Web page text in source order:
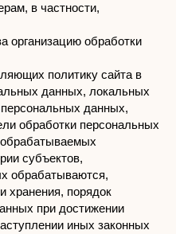
в частности,
организацию обработки
политику сайта в
данных, локальных
данных,
обработки персональных
обрабатываемых
субъектов,
обрабатываются,
хранения, порядок
при достижении
иных законных